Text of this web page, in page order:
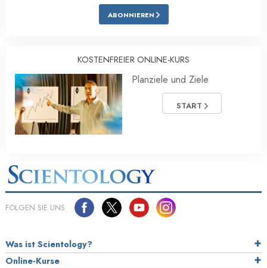
ABONNIEREN
KOSTENFREIER ONLINE-KURS
Planziele und Ziele
START
FOLGEN SIE UNS
Was ist Scientology?
Online-Kurse